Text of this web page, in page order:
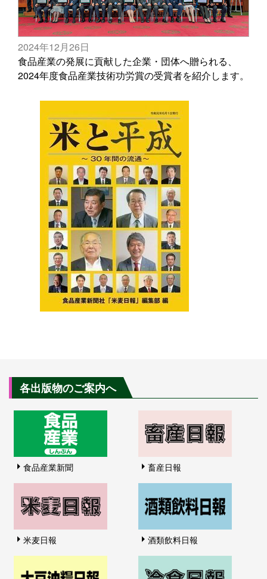
2024年12月26日
食品産業の発展に貢献した企業・団体へ贈られる、
2024年度食品産業技術功労賞の受賞者を紹介します。
各出版物のご案内へ
食品産業新聞 畜産日報
米麦日報 酒類飲料日報